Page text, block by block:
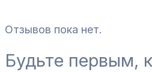
Отзывов пока нет.
Будьте первым,